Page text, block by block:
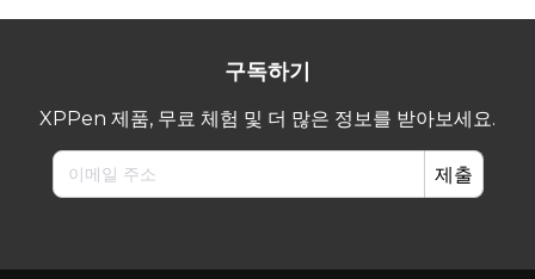
구독하기
XPPen 제품, 무료 체험 및 더 많은 정보를 받아보세요.
제출